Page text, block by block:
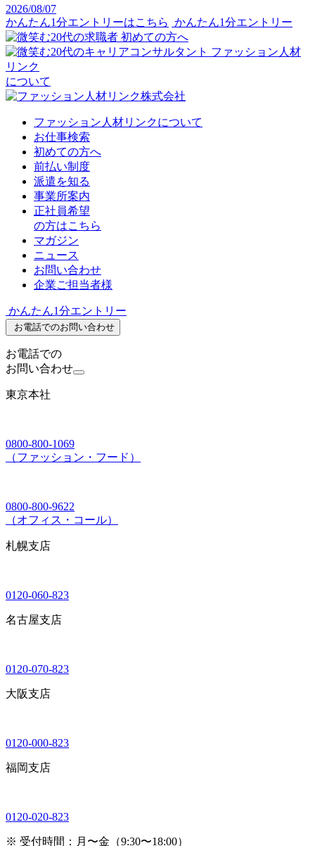
2026/08/07
かんたん1分エントリーはこちら かんたん1分エントリー
初めての方へ
ファッション人材
リンク
について
ファッション人材リンクについて
お仕事検索
初めての方へ
前払い制度
派遣を知る
事業所案内
正社員希望
の方はこちら
マガジン
ニュース
お問い合わせ
企業ご担当者様
かんたん1分エントリー
お電話でのお問い合わせ
お電話での
お問い合わせ
東京本社
0800-800-1069
（ファッション・フード）
0800-800-9622
（オフィス・コール）
札幌支店
0120-060-823
名古屋支店
0120-070-823
大阪支店
0120-000-823
福岡支店
0120-020-823
※ 受付時間：月〜金（9:30〜18:00）